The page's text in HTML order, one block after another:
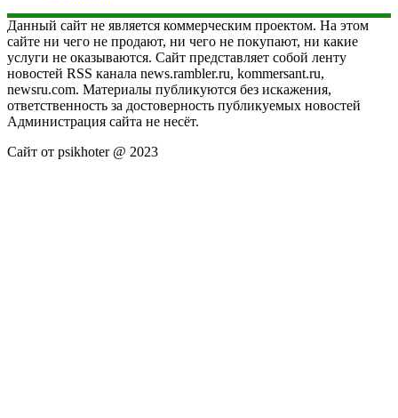
Данный сайт не является коммерческим проектом. На этом
сайте ни чего не продают, ни чего не покупают, ни какие
услуги не оказываются. Сайт представляет собой ленту
новостей RSS канала news.rambler.ru, kommersant.ru,
newsru.com. Материалы публикуются без искажения,
ответственность за достоверность публикуемых новостей
Администрация сайта не несёт.
Сайт от psikhoter @ 2023